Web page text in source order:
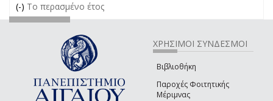
(-) Remove Το περασμένο έτος filter
Το περασμένο έτος
ΧΡΗΣΙΜΟΙ ΣΥΝΔΕΣΜΟΙ
Βιβλιοθήκη
Παροχές Φοιτητικής
Μέριμνας